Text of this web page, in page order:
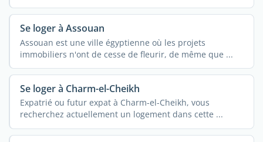
Se loger à Assouan
Assouan est une ville égyptienne où les projets
immobiliers n'ont de cesse de fleurir, de même que ...
Se loger à Charm-el-Cheikh
Expatrié ou futur expat à Charm-el-Cheikh, vous
recherchez actuellement un logement dans cette ...